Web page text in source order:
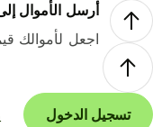
أرسل الأموال إلى
اجعل لأموالك
تسجيل الدخول